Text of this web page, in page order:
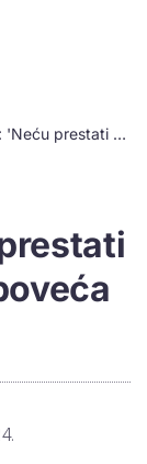
Zoran Milanović za Mirovina.hr: 'Neću prestati tražiti od Vlade da poveća mirovine'